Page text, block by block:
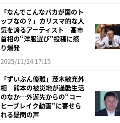
「なんでこんなバカが国のト
ップなの？」カリスマ的な人
気を誇るアーティスト 高市
首相の“洋服選び”投稿に怒
り爆発
2025/11/24 17:15
「ずいぶん優雅」茂木敏充外
相 熊本の被災地が過酷生活
のなか…外遊先からの“コー
ヒーブレイク動画”に寄せら
れる疑問の声